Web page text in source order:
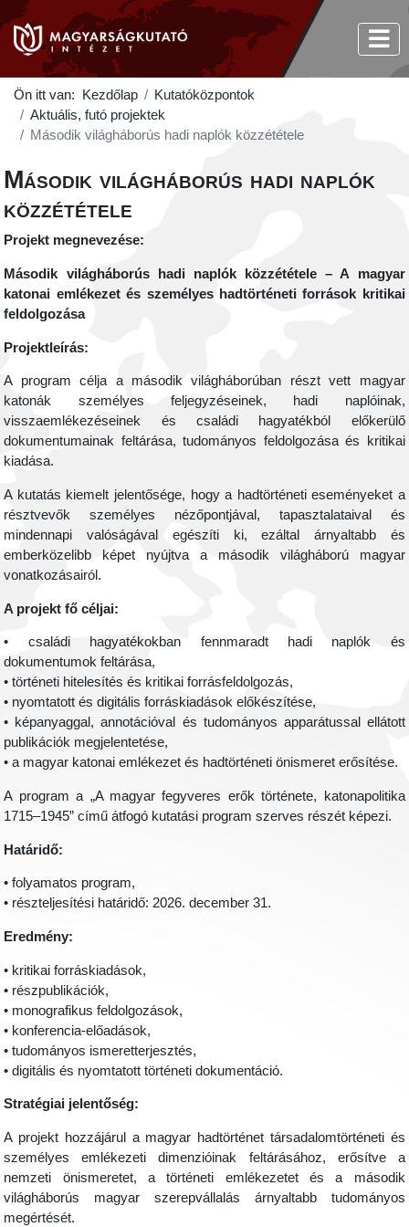
Ön itt van: Kezdőlap
Kutatóközpontok
Aktuális, futó projektek
Második világháborús hadi naplók közzététele
Második világháborús hadi naplók
közzététele
Projekt megnevezése:
Második világháborús hadi naplók közzététele – A magyar
katonai emlékezet és személyes hadtörténeti források kritikai
feldolgozása
Projektleírás:
A program célja a második világháborúban részt vett magyar
katonák személyes feljegyzéseinek, hadi naplóinak,
visszaemlékezéseinek és családi hagyatékból előkerülő
dokumentumainak feltárása, tudományos feldolgozása és kritikai
kiadása.
A kutatás kiemelt jelentősége, hogy a hadtörténeti eseményeket a
résztvevők személyes nézőpontjával, tapasztalataival és
mindennapi valóságával egészíti ki, ezáltal árnyaltabb és
emberközelibb képet nyújtva a második világháború magyar
vonatkozásairól.
A projekt fő céljai:
• családi hagyatékokban fennmaradt hadi naplók és
dokumentumok feltárása,
• történeti hitelesítés és kritikai forrásfeldolgozás,
• nyomtatott és digitális forráskiadások előkészítése,
• képanyaggal, annotációval és tudományos apparátussal ellátott
publikációk megjelentetése,
• a magyar katonai emlékezet és hadtörténeti önismeret erősítése.
A program a „A magyar fegyveres erők története, katonapolitika
1715–1945” című átfogó kutatási program szerves részét képezi.
Határidő:
• folyamatos program,
• részteljesítési határidő: 2026. december 31.
Eredmény:
• kritikai forráskiadások,
• részpublikációk,
• monografikus feldolgozások,
• konferencia-előadások,
• tudományos ismeretterjesztés,
• digitális és nyomtatott történeti dokumentáció.
Stratégiai jelentőség:
A projekt hozzájárul a magyar hadtörténet társadalomtörténeti és
személyes emlékezeti dimenzióinak feltárásához, erősítve a
nemzeti önismeretet, a történeti emlékezetet és a második
világháborús magyar szerepvállalás árnyaltabb tudományos
megértését.